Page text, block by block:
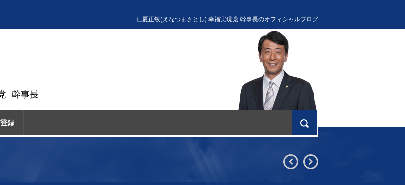
江夏正敏(えなつまさとし) 幸福実現党 幹事長のオフィシャルブログ
録